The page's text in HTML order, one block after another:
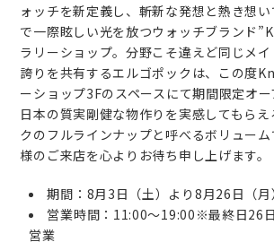
ォッチを新定義し、斬新な発想と熱き想
で一際眩しい光を放つウォッチブランド
ラリーショップ。分野こそ違えど同じメ
誇りを共有するエルゴポックは、この度
ーショップ3Fのスペースにて期間限定オー
日本の質実剛健な物作りを実感してもら
クのフルラインナップと呼べるボリュー
様のご来店を心よりお待ち申し上げます。
期間：8月3日（土）より8月26日（月
営業時間：11:00〜19:00※最終日26
営業